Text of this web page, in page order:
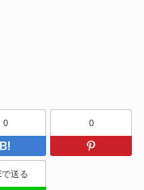
Facebook
0
はてなブッ
0
で送る